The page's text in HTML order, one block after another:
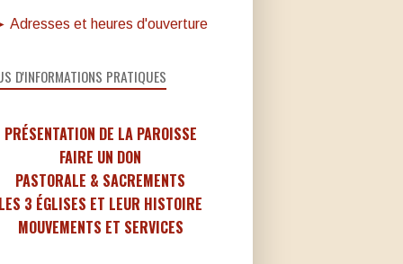
Adresses et heures d'ouverture
D'INFORMATIONS PRATIQUES
PRÉSENTATION DE LA PAROISSE
FAIRE UN DON
PASTORALE & SACREMENTS
3 ÉGLISES ET LEUR HISTOIRE
MOUVEMENTS ET SERVICES